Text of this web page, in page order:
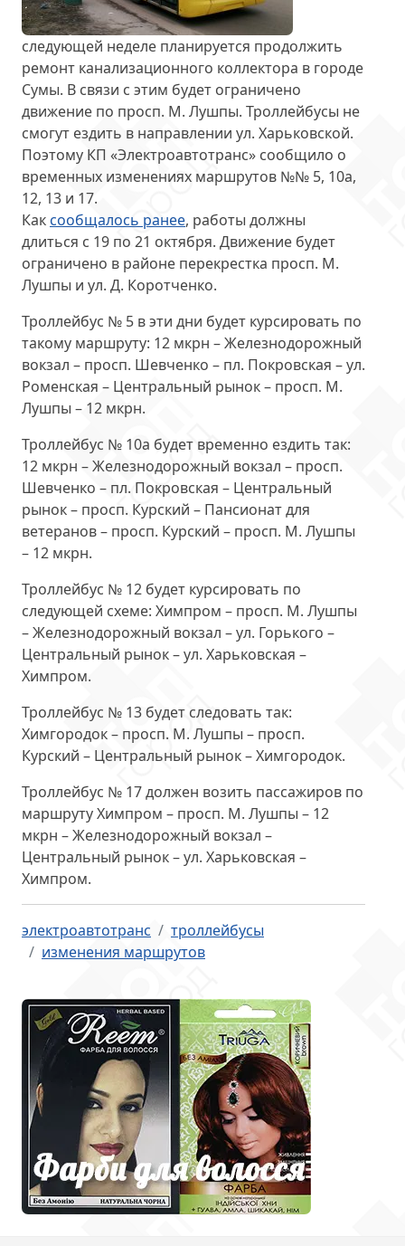
следующей неделе планируется продолжить
ремонт канализационного коллектора в городе
Сумы. В связи с этим будет ограничено
движение по просп. М. Лушпы. Троллейбусы не
смогут ездить в направлении ул. Харьковской.
Поэтому КП «Электроавтотранс» сообщило о
временных изменениях маршрутов №№ 5, 10а,
12, 13 и 17.
Каксообщалось ранее, работы должны
длиться с 19 по 21 октября. Движение будет
ограничено в районе перекрестка просп. М.
Лушпы и ул. Д. Коротченко.
Троллейбус № 5 в эти дни будет курсировать по
такому маршруту: 12 мкрн – Железнодорожный
вокзал – просп. Шевченко – пл. Покровская – ул.
Роменская – Центральный рынок – просп. М.
Лушпы – 12 мкрн.
Троллейбус № 10а будет временно ездить так:
12 мкрн – Железнодорожный вокзал – просп.
Шевченко – пл. Покровская – Центральный
рынок – просп. Курский – Пансионат для
ветеранов – просп. Курский – просп. М. Лушпы
– 12 мкрн.
Троллейбус № 12 будет курсировать по
следующей схеме: Химпром – просп. М. Лушпы
– Железнодорожный вокзал – ул. Горького –
Центральный рынок – ул. Харьковская –
Химпром.
Троллейбус № 13 будет следовать так:
Химгородок – просп. М. Лушпы – просп.
Курский – Центральный рынок – Химгородок.
Троллейбус № 17должен возить пассажиров по
маршруту Химпром – просп. М. Лушпы – 12
мкрн – Железнодорожный вокзал –
Центральный рынок – ул. Харьковская –
Химпром.
электроавтотранс
троллейбусы
изменения маршрутов